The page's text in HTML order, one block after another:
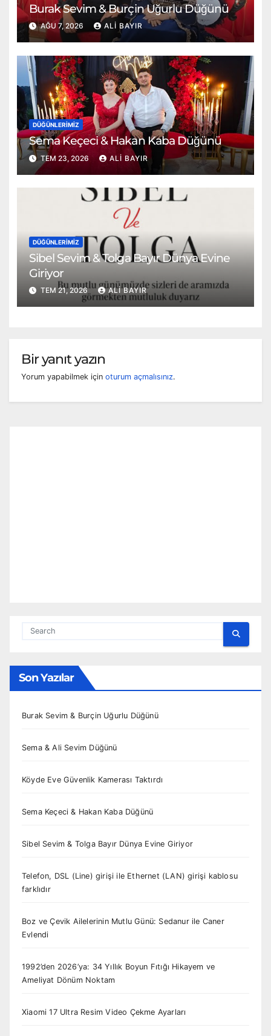
Burak Sevim & Burçin Uğurlu Düğünü
AĞU 7, 2026 ALI BAYIR
DÜĞÜNLERIMIZ
Sema Keçeci & Hakan Kaba Düğünü
TEM 23, 2026 ALI BAYIR
DÜĞÜNLERIMIZ
Sibel Sevim & Tolga Bayır Dünya Evine
Giriyor
TEM 21, 2026 ALI BAYIR
Bir yanıt yazın
Yorum yapabilmek için oturum açmalısınız.
Son Yazılar
Burak Sevim & Burçin Uğurlu Düğünü
Sema & Ali Sevim Düğünü
Köyde Eve Güvenlik Kamerası Taktırdı
Sema Keçeci & Hakan Kaba Düğünü
Sibel Sevim & Tolga Bayır Dünya Evine Giriyor
Telefon, DSL (Line) girişi ile Ethernet (LAN) girişi kablosu
farklıdır
Boz ve Çevik Ailelerinin Mutlu Günü: Sedanur ile Caner
Evlendi
1992’den 2026’ya: 34 Yıllık Boyun Fıtığı Hikayem ve
Ameliyat Dönüm Noktam
Xiaomi 17 Ultra Resim Video Çekme Ayarları